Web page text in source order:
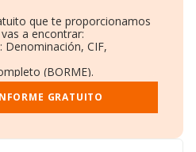
que te proporcionamos
a encontrar:
CIF,
(BORME).
Ventas y Empleados.
y Administradores.
GRATUITO